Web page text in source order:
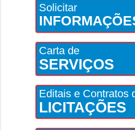
Solicitar
Carta de
SERVIÇOS
Editais e Contratos
LICITAÇÕES